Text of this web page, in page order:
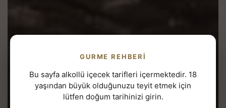
GURME REHBERI
Bu sayfa alkollü içecek tarifleri içermektedir. 18
yaşından büyük olduğunuzu teyit etmek için
lütfen doğum tarihinizi girin.